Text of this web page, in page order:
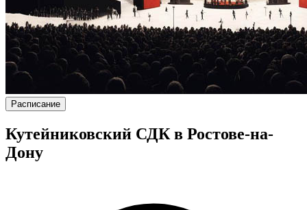
Расписание
Кутейниковский СДК в Ростове-на-
Дону